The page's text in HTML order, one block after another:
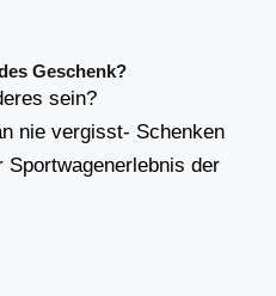
Geschenk?
sein?
nie vergisst- Schenken
der